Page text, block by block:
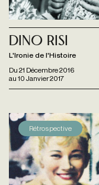
Du 21 Décembre 2016
au 10 Janvier 2017
Dino Risi
L'Ironie de l'Histoire
Rétrospective